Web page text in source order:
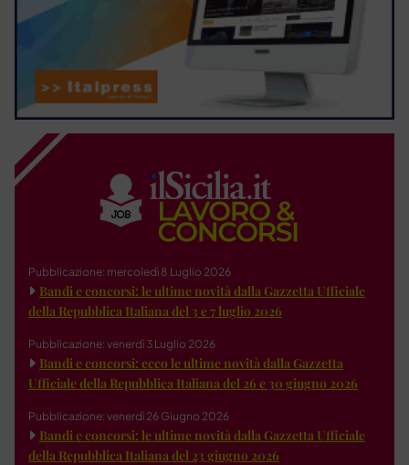
Pubblicazione: mercoledì 8 Luglio 2026
Bandi e concorsi: le ultime novità dalla Gazzetta Ufficiale
della Repubblica Italiana del 3 e 7 luglio 2026
Pubblicazione: venerdì 3 Luglio 2026
Bandi e concorsi: ecco le ultime novità dalla Gazzetta
Ufficiale della Repubblica Italiana del 26 e 30 giugno 2026
Pubblicazione: venerdì 26 Giugno 2026
Bandi e concorsi: le ultime novità dalla Gazzetta Ufficiale
della Repubblica Italiana del 23 giugno 2026